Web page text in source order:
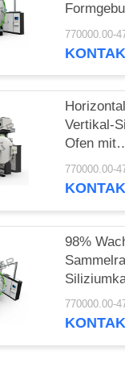
Vertikal-
Ofen mit
hohem
98%